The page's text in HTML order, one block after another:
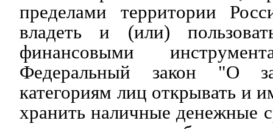
пределами территории
владеть и (или)
финансовыми
Федеральный закон "О
категориям лиц открывать и
хранить наличные денежные